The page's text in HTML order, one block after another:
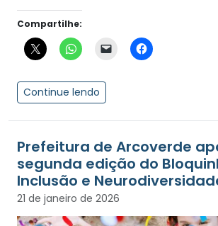
Compartilhe:
Continue lendo
Prefeitura de Arcoverde
segunda edição do
Inclusão e
21 de janeiro de 2026